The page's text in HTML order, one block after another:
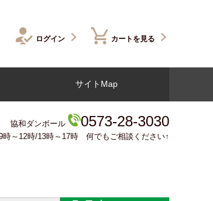
ログイン カートを見る
サイトMap
協和ダンボール 0573-28-3030
時～12時/13時～17時 何でもご相談ください↑